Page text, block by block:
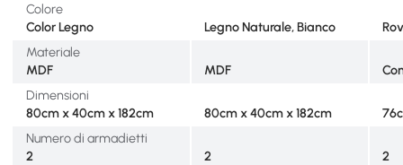
Colore
Color Legno
Legno Naturale, Bianco
Materiale
MDF
MDF
Dimensioni
80cm x 40cm x 182cm
80cm x 40cm x 182cm
Numero di armadietti
2
2
2